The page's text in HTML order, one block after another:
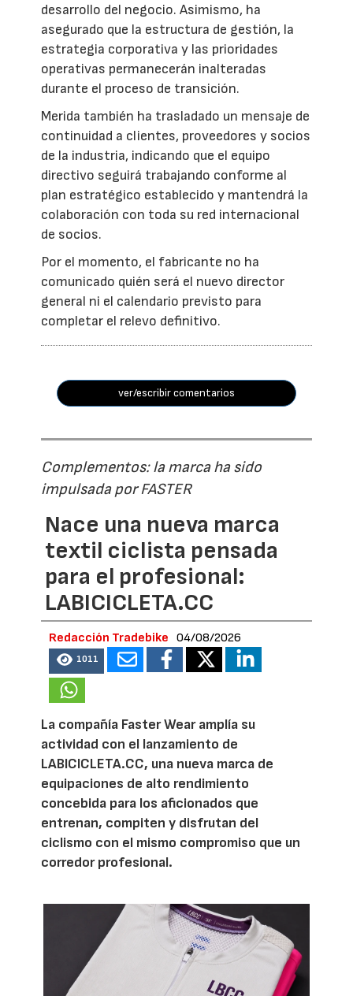
desarrollo del negocio. Asimismo, ha
asegurado que la estructura de gestión, la
estrategia corporativa y las prioridades
operativas permanecerán inalteradas
durante el proceso de transición.
Merida también ha trasladado un mensaje de
continuidad a clientes, proveedores y socios
de la industria, indicando que el equipo
directivo seguirá trabajando conforme al
plan estratégico establecido y mantendrá la
colaboración con toda su red internacional
de socios.
Por el momento, el fabricante no ha
comunicado quién será el nuevo director
general ni el calendario previsto para
completar el relevo definitivo.
ver/escribir comentarios
Complementos: la marca ha sido
impulsada por FASTER
Nace una nueva marca
textil ciclista pensada
para el profesional:
LABICICLETA.CC
Redacción Tradebike 04/08/2026
1011
La compañía Faster Wear amplía su
actividad con el lanzamiento de
LABICICLETA.CC, una nueva marca de
equipaciones de alto rendimiento
concebida para los aficionados que
entrenan, compiten y disfrutan del
ciclismo con el mismo compromiso que un
corredor profesional.